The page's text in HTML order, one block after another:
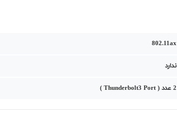
802.11ax
ندارد
2 عدد ( Thunderbolt3 Port )